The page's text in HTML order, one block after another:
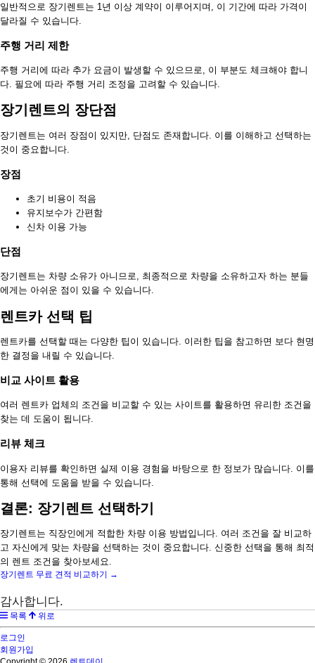
일반적으로 장기렌트는 1년 이상 계약이 이루어지며, 이 기간에 따라 가격이
달라질 수 있습니다.
주행 거리 제한
주행 거리에 따라 추가 요금이 발생할 수 있으므로, 이 부분도 체크해야 합니
다. 필요에 따라 주행 거리 조정을 고려할 수 있습니다.
장기렌트의 장단점
장기렌트는 여러 장점이 있지만, 단점도 존재합니다. 이를 이해하고 선택하는
것이 중요합니다.
장점
초기 비용이 적음
유지보수가 간편함
신차 이용 가능
단점
장기렌트는 차량 소유가 아니므로, 최종적으로 차량을 소유하고자 하는 분들
에게는 아쉬운 점이 있을 수 있습니다.
렌트카 선택 팁
렌트카를 선택할 때는 다양한 팁이 있습니다. 이러한 팁을 참고하면 보다 현명
한 결정을 내릴 수 있습니다.
비교 사이트 활용
여러 렌트카 업체의 조건을 비교할 수 있는 사이트를 활용하면 유리한 조건을
찾는 데 도움이 됩니다.
리뷰 체크
이용자 리뷰를 확인하면 실제 이용 경험을 바탕으로 한 정보가 많습니다. 이를
통해 선택에 도움을 받을 수 있습니다.
결론: 장기렌트 선택하기
장기렌트는 직장인에게 적합한 차량 이용 방법입니다. 여러 조건을 잘 비교하
고 자신에게 맞는 차량을 선택하는 것이 중요합니다. 신중한 선택을 통해 최적
의 렌트 조건을 찾아보세요.
장기렌트 무료 견적 비교하기 →
감사합니다.
목록 위로
로그인
회원가입